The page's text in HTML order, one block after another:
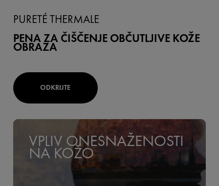
PURETÉ THERMALE
PENA ZA ČIŠČENJE OBČUTLJIVE KOŽE
OBRAZA
ODKRIJTE
VPLIV ONESNAŽENOSTI
NA KOŽO